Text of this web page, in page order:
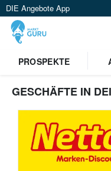
DIE Angebote App
PROSPEKTE
GESCHÄFTE IN